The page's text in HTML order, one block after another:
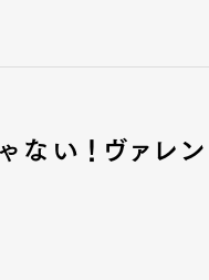
い！ヴァレ